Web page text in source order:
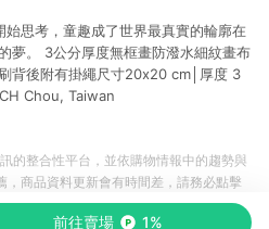
思考，童趣成了世界最真實的輪廓在
夢。 3公分厚度無框畫防潑水細紋畫布
背後附有掛繩尺寸20x20 cm│厚度 3
Chou, Taiwan
前往賣場 1%
的整合性平台，並依購物情報中的趨勢與
，商品資料更新會有時間差，請務必點擊
與購物條件，一切資訊以合作廠商網頁為